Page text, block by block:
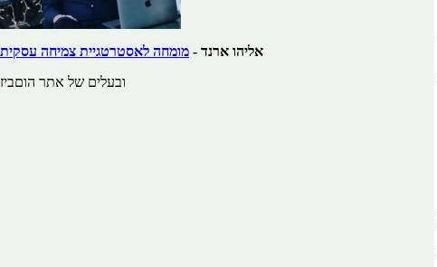
אליהו ארנד - מומחה לאסטרטגיית צמיחה עסקית
ובעלים של אתר הוםביז